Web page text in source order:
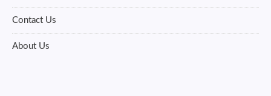
Contact Us
About Us